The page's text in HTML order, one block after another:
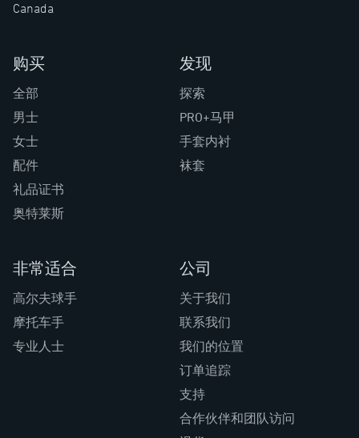
Canada
购买
全部
男士
女士
配件
礼品证书
奥特莱斯
发现
探索
PRO+马甲
手套内衬
袜套
非常适合
高尔夫球手
摩托车手
专业人士
公司
关于我们
联系我们
我们的位置
订单追踪
支持
合作伙伴和团队访问